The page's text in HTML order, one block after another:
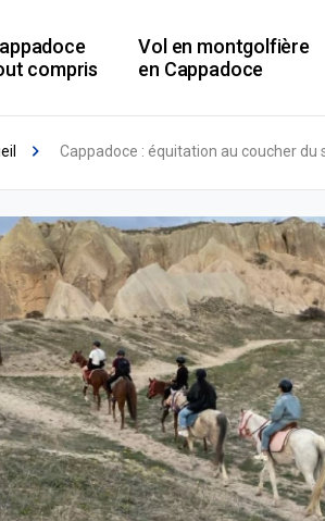
compris
Vol en montgolfière
en Cappadoce
Cappadoce : équitation au coucher du